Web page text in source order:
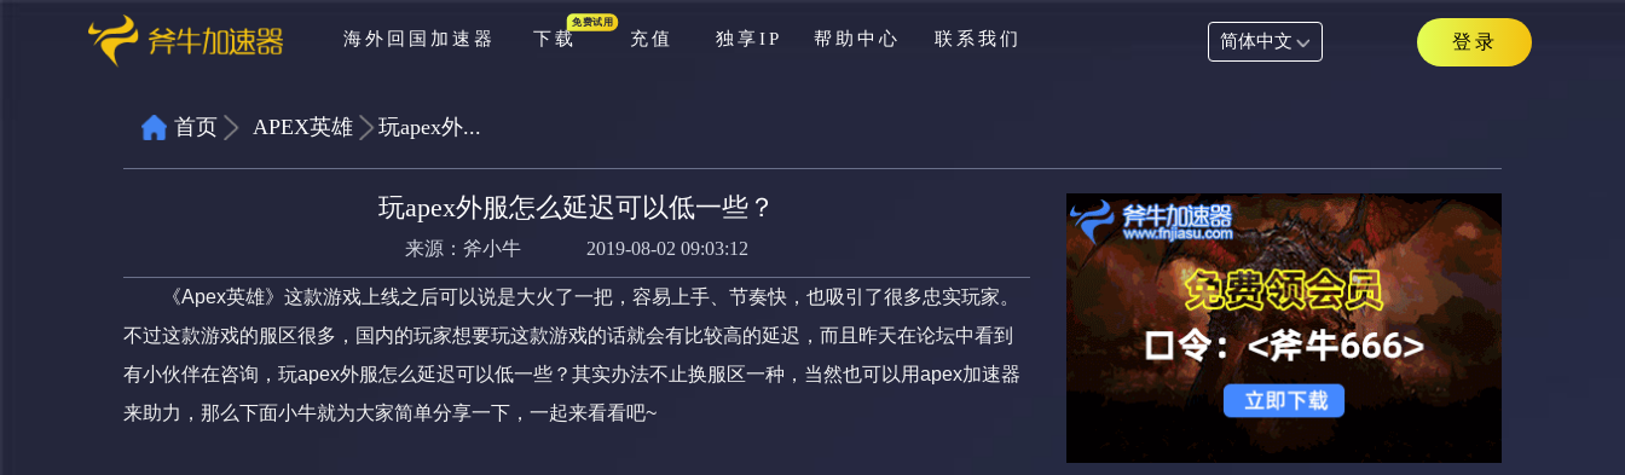
海外回国加速器 下载
免费试用
充值 独享IP 帮助中心
充值问题
游戏问题
联系我们 简体中文 登录
首页 APEX英雄 玩apex外...
玩apex外服怎么延迟可以低一些？
来源： 斧小牛 2019-08-02 09:03:12
《Apex英雄》这款游戏上线之后可以说是大火了一把，容易上手、节奏快，也吸引了很多忠实玩家。
不过这款游戏的服区很多，国内的玩家想要玩这款游戏的话就会有比较高的延迟，而且昨天在论坛中看到
有小伙伴在咨询，玩apex外服怎么延迟可以低一些？其实办法不止换服区一种，当然也可以用apex加速器
来助力，那么下面小牛就为大家简单分享一下，一起来看看吧~